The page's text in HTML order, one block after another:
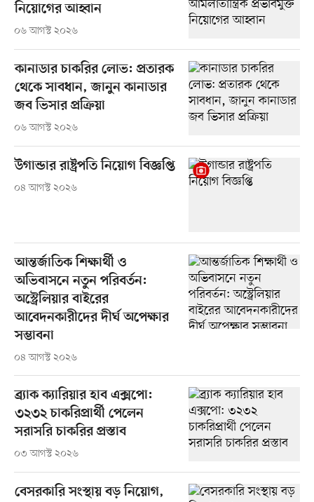
নিয়োগের আহ্বান
০৬ আগস্ট ২০২৬
কানাডার চাকরির লোভ: প্রতারক
থেকে সাবধান, জানুন কানাডার
জব ভিসার প্রক্রিয়া
০৬ আগস্ট ২০২৬
উগান্ডার রাষ্ট্রপতি নিয়োগ বিজ্ঞপ্তি
০৪ আগস্ট ২০২৬
আন্তর্জাতিক শিক্ষার্থী ও
অভিবাসনে নতুন পরিবর্তন:
অস্ট্রেলিয়ার বাইরের
আবেদনকারীদের দীর্ঘ অপেক্ষার
সম্ভাবনা
০৪ আগস্ট ২০২৬
ব্র্যাক ক্যারিয়ার হাব এক্সপো:
৩২৩২ চাকরিপ্রার্থী পেলেন
সরাসরি চাকরির প্রস্তাব
০৩ আগস্ট ২০২৬
বেসরকারি সংস্থায় বড় নিয়োগ,